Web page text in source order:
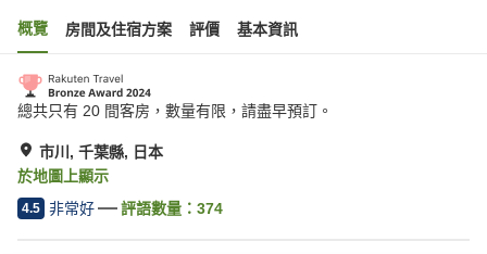
概覽 房間及住宿方案 評價 基本資訊
總共只有 20 間客房，數量有限，請盡早預訂。
市川, 千葉縣, 日本
於地圖上顯示
4.5 非常好 評語數量： 374